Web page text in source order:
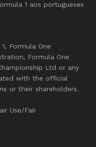
1 aos portugueses
Formula One
Formula One
Ltd or any
with the official
or their shareholders.
Use/Fair